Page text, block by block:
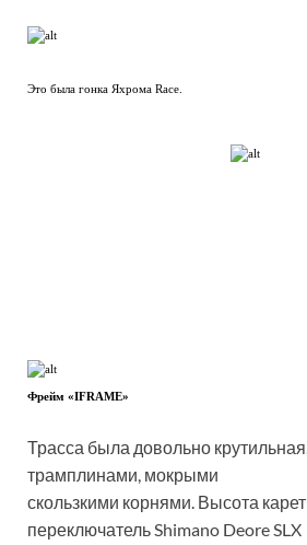
Это была гонка Яхрома Race.
Фрейм «IFRAME»
Трасса была довольно
трамплинами, мокрыми
скользкими корнями. Высота
переключатель Shimano Deore SLX